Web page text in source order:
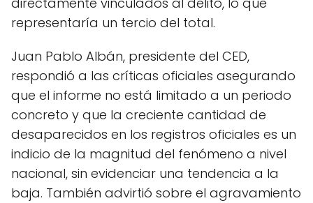
representaría un tercio del total.
Juan Pablo Albán, presidente del CED,
respondió a las críticas oficiales asegurando
que el informe no está limitado a un periodo
concreto y que la creciente cantidad de
desaparecidos en los registros oficiales es un
indicio de la magnitud del fenómeno a nivel
nacional, sin evidenciar una tendencia a la
baja. También advirtió sobre el agravamiento